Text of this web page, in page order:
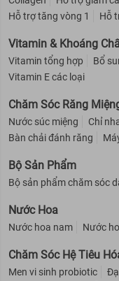
Hỗ trợ tăng vòng 1
Hỗ
Vitamin & Khoáng
Vitamin tổng hợp Bổ
Vitamin E các loại
Chăm Sóc Răng
Nước súc miệng Chỉ
Bàn chải đánh răng
Bộ Sản Phẩm
Bộ sản phẩm chăm sóc
Nước Hoa
Nước hoa nam Nước
Chăm Sóc Hệ Tiêu
Men vi sinh probiotic